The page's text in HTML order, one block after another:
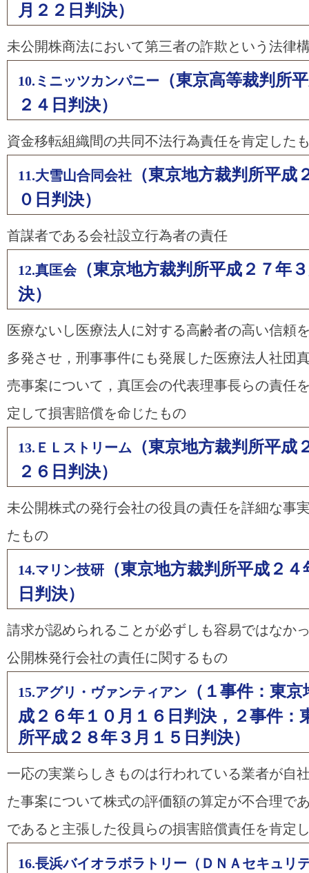
月２２日判決）
未公開株商法において第三者の詐欺という法律
10.ミニッツカンパニー
（東京高等裁判所
２４日判決）
資金移転組織間の共同不法行為責任を肯定した
11.大雪山合同会社 （東京地方裁判所平成
０日判決）
首謀者である会社設立行為者の責任
12.真匡会（東京地方裁判所平成２７年
決）
医療ないし医療法人に対する高齢者の高い信頼
多発させ，刑事事件にも発展した医療法人社団
売事案について，真匡会の代表理事長らの責任
定して損害賠償を命じたもの
13.ＥＬストリーム
（東京地方裁判所平成
２６日判決）
未公開株式の発行会社の役員の責任を詳細な事
たもの
14.マリン技研 （東京地方裁判所平成２
日判決）
請求が認められることが必ずしも容易ではなか
公開株発行会社の責任に関するもの
15.アグリ・ヴァンティアン
（１事件：東
成２６年１０月１６日判決，２事件：
所平成２８年３月１５日判決）
一応の実業らしきものは行われている業者が自
た事案について株式の評価額の算定が不合理で
であると主張した役員らの損害賠償責任を肯定
16.長浜バイオラボラトリー（ＤＮＡセキュリ